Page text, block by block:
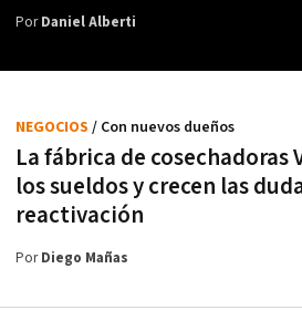
PorDaniel Alberti
La fábrica de cosechadoras
los sueldos y crecen las
reactivación
NEGOCIOS / Con nuevos dueños
PorDiego Mañas